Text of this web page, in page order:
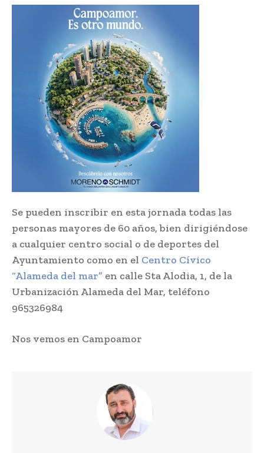
Se pueden inscribir en esta jornada todas las
personas mayores de 60 años, bien dirigiéndose
a cualquier centro social o de deportes del
Ayuntamiento como en el Centro Cívico
“Alameda del mar” en calle Sta Alodia, 1, de la
Urbanización Alameda del Mar, teléfono
965326984
Nos vemos en Campoamor